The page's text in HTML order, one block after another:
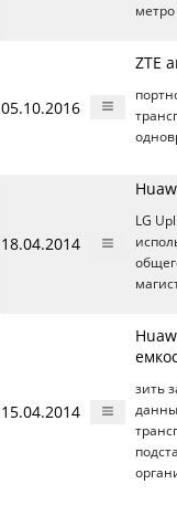
05.10.2016
ZTE
18.04.2014
LG
15.04.2014
зить